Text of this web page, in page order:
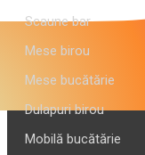
Scaune bar
Mese birou
Mese bucătărie
Dulapuri birou
Mobilă bucătărie